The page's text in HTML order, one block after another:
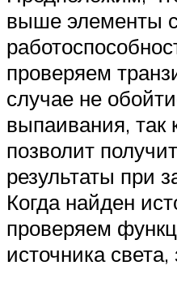
выше элементы
проверяем
случае не
выпаивания, так
позволит
результаты при
Когда найден
проверяем
источника